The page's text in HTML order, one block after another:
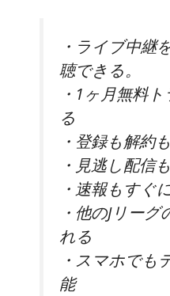
・ライブ中継
聴できる。
・1ヶ月無料
る
・登録も解約
・見逃し配信
・速報もすぐ
・他のJリー
れる
・スマホでも
能